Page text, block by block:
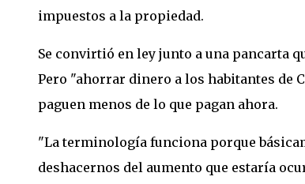
impuestos a la propiedad.
Se convirtió en ley junto a una pancarta
Pero "ahorrar dinero a los habitantes de
paguen menos de lo que pagan ahora.
"La terminología funciona porque
deshacernos del aumento que estaría